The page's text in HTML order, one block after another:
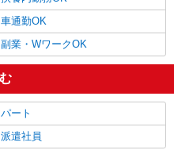
車通勤OK
副業・WワークOK
パート
派遣社員